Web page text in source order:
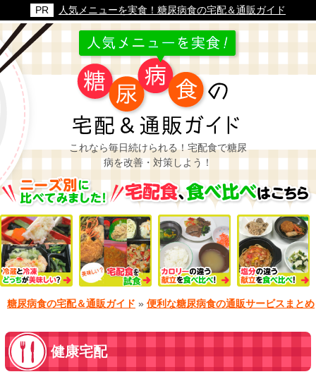
人気メニューを実食！糖尿病食の宅配＆通販ガイド
これなら毎日続けられる！宅配食で糖尿
病を改善・対策しよう！
糖尿病食の宅配＆通販ガイド » 便利な糖尿病食の通販サービスまとめ
健康宅配